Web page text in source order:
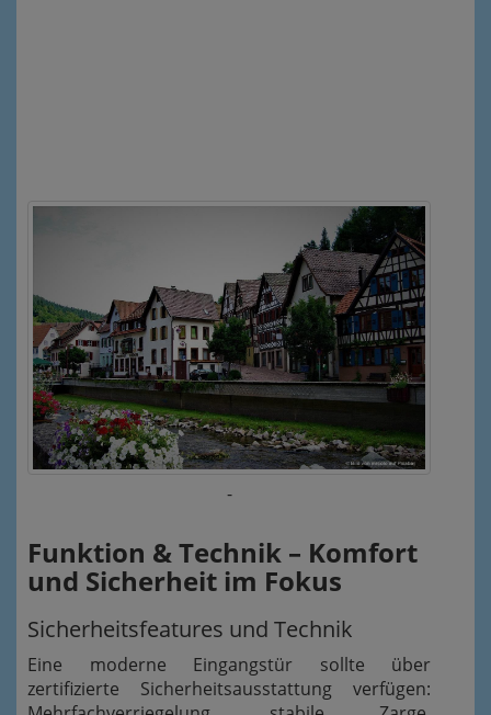
-
Funktion & Technik – Komfort
und Sicherheit im Fokus
Sicherheitsfeatures und Technik
Eine moderne Eingangstür sollte über
zertifizierte Sicherheits­ausstattung verfügen: